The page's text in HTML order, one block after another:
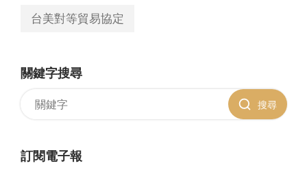
台美對等貿易協定
關鍵字搜尋
搜尋
訂閱電子報